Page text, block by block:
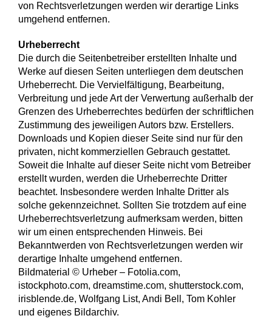
von Rechtsverletzungen werden wir derartige Links
umgehend entfernen.
Urheberrecht
Die durch die Seitenbetreiber erstellten Inhalte und
Werke auf diesen Seiten unterliegen dem deutschen
Urheberrecht. Die Vervielfältigung, Bearbeitung,
Verbreitung und jede Art der Verwertung außerhalb der
Grenzen des Urheberrechtes bedürfen der schriftlichen
Zustimmung des jeweiligen Autors bzw. Erstellers.
Downloads und Kopien dieser Seite sind nur für den
privaten, nicht kommerziellen Gebrauch gestattet.
Soweit die Inhalte auf dieser Seite nicht vom Betreiber
erstellt wurden, werden die Urheberrechte Dritter
beachtet. Insbesondere werden Inhalte Dritter als
solche gekennzeichnet. Sollten Sie trotzdem auf eine
Urheberrechtsverletzung aufmerksam werden, bitten
wir um einen entsprechenden Hinweis. Bei
Bekanntwerden von Rechtsverletzungen werden wir
derartige Inhalte umgehend entfernen.
Bildmaterial © Urheber – Fotolia.com,
istockphoto.com, dreamstime.com, shutterstock.com,
irisblende.de, Wolfgang List, Andi Bell, Tom Kohler
und eigenes Bildarchiv.